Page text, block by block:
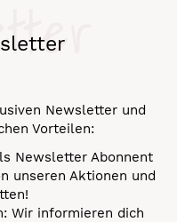
Newsletter und
Vorteilen:
Newsletter Abonnent
unseren Aktionen und
Wir informieren dich